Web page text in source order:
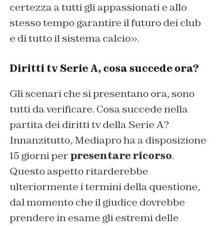
certezza a tutti gli appassionati e allo
stesso tempo garantire il futuro dei club
e di tutto il sistema calcio».
Diritti tv Serie A, cosa succede ora?
Gli scenari che si presentano ora, sono
tutti da verificare. Cosa succede nella
partita dei diritti tv della Serie A?
Innanzitutto, Mediapro ha a disposizione
15 giorni per presentare ricorso.
Questo aspetto ritarderebbe
ulteriormente i termini della questione,
dal momento che il giudice dovrebbe
prendere in esame gli estremi delle